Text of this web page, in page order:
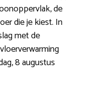
de
die je kiest. In
met de
8 augustus